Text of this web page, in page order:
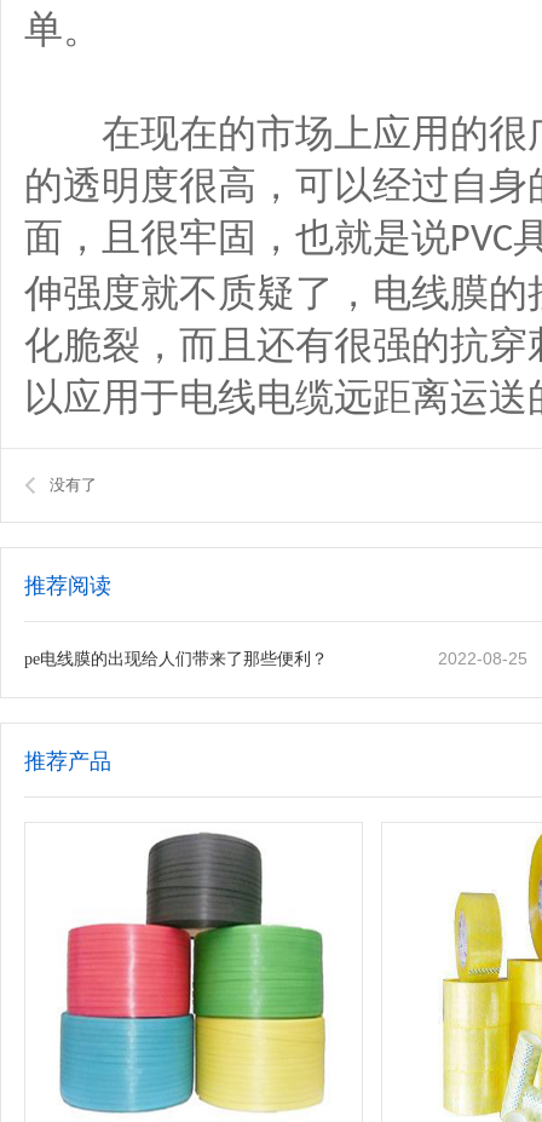
单。
在现在的市场上应用的很
的透明度很高，可以经过自
面，且很牢固，也就是说PVC
伸强度就不质疑了，电线膜
化脆裂，而且还有很强的抗
以应用于电线电缆远距离运送
没有了
推荐阅读
pe电线膜的出现给人们带来了那些便利？ 2022-08-25
推荐产品